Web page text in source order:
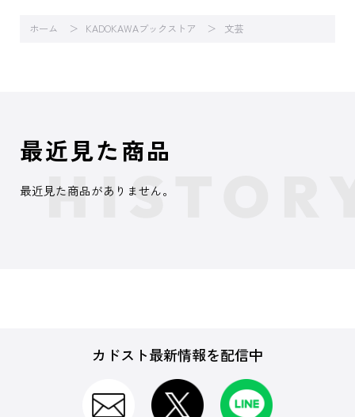
ホーム KADOKAWAブックストア 文芸
最近見た商品
最近見た商品がありません。
カドスト最新情報を配信中